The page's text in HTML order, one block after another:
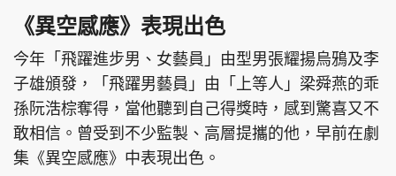
親子王 Oh!爸媽
頭條搵工 EDUPLUS
《異空感應》表現出色
今年「飛躍進步男、女藝員」由型男張耀揚烏鴉及李
子雄頒發，「飛躍男藝員」由「上等人」梁舜燕的乖
孫阮浩棕奪得，當他聽到自己得獎時，感到驚喜又不
敢相信。曾受到不少監製、高層提攜的他，早前在劇
集《異空感應》中表現出色。